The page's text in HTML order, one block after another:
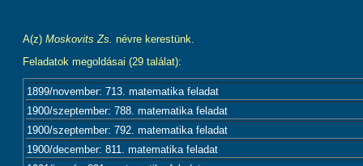
A(z) Moskovits Zs. névre kerestünk.
Feladatok megoldásai (29 találat):
1899/november: 713. matematika feladat
1900/szeptember: 788. matematika feladat
1900/szeptember: 792. matematika feladat
1900/december: 811. matematika feladat